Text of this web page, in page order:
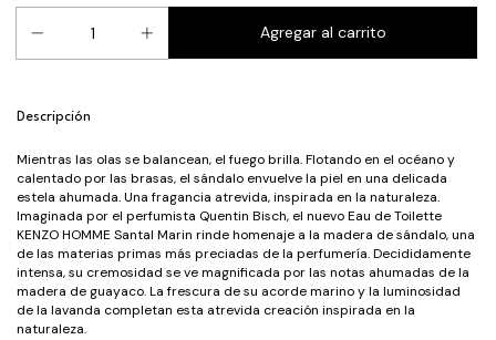
Descripción
Mientras las olas se balancean, el fuego brilla. Flotando en el océano y
calentado por las brasas, el sándalo envuelve la piel en una delicada
estela ahumada. Una fragancia atrevida, inspirada en la naturaleza.
Imaginada por el perfumista Quentin Bisch, el nuevo Eau de Toilette
KENZO HOMME Santal Marin rinde homenaje a la madera de sándalo, una
de las materias primas más preciadas de la perfumería. Decididamente
intensa, su cremosidad se ve magnificada por las notas ahumadas de la
madera de guayaco. La frescura de su acorde marino y la luminosidad
de la lavanda completan esta atrevida creación inspirada en la
naturaleza.